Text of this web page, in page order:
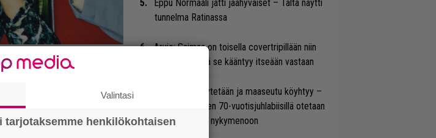
1998
Eppu Normaali jätti jäähyväiset – Tältä näytti
tunnelma Ratinassa
Arvio: Saimaa on toisella covertripillään niin
suvereeni, että se kääntyy itseään vastaan
Työläisiä kyykytetään ja maaseutu köyhtyy –
Tumppi Varosen 70-vuotisjuhlabiisillä otetaan
tiukasti kantaa nykymenoon
Valintasi
tarjotaksemme henkilökohtaisen